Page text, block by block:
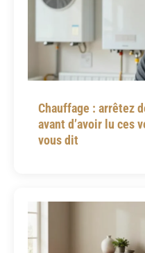
Chauffage : arrêtez
avant d’avoir lu ces
vous dit